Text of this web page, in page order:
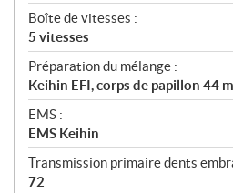
Boîte de vitesses :
5 vitesses
Préparation du mélange :
Keihin EFI, corps de papillon 44
EMS :
EMS Keihin
Transmission primaire dents
72